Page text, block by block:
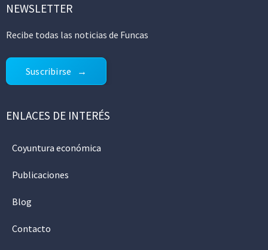
NEWSLETTER
Recibe todas las noticias de Funcas
Suscribirse
ENLACES DE INTERÉS
Coyuntura económica
Publicaciones
Blog
Contacto